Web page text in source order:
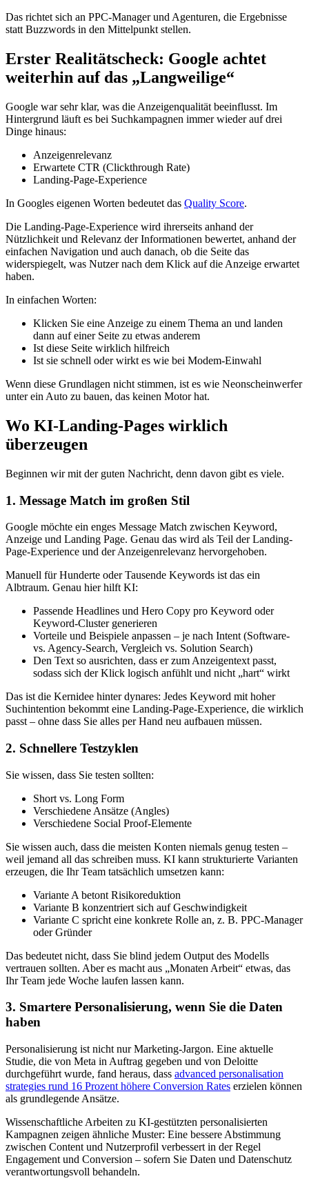
Das richtet sich an PPC-Manager und Agenturen, die Ergebnisse
statt Buzzwords in den Mittelpunkt stellen.
Erster Realitätscheck: Google achtet
weiterhin auf das „Langweilige“
Google war sehr klar, was die Anzeigenqualität beeinflusst. Im
Hintergrund läuft es bei Suchkampagnen immer wieder auf drei
Dinge hinaus:
Anzeigenrelevanz
Erwartete CTR (Clickthrough Rate)
Landing-Page-Experience
In Googles eigenen Worten bedeutet das Quality Score.
Die Landing-Page-Experience wird ihrerseits anhand der
Nützlichkeit und Relevanz der Informationen bewertet, anhand der
einfachen Navigation und auch danach, ob die Seite das
widerspiegelt, was Nutzer nach dem Klick auf die Anzeige erwartet
haben.
In einfachen Worten:
Klicken Sie eine Anzeige zu einem Thema an und landen
dann auf einer Seite zu etwas anderem
Ist diese Seite wirklich hilfreich
Ist sie schnell oder wirkt es wie bei Modem-Einwahl
Wenn diese Grundlagen nicht stimmen, ist es wie Neonscheinwerfer
unter ein Auto zu bauen, das keinen Motor hat.
Wo KI-Landing-Pages wirklich
überzeugen
Beginnen wir mit der guten Nachricht, denn davon gibt es viele.
1. Message Match im großen Stil
Google möchte ein enges Message Match zwischen Keyword,
Anzeige und Landing Page. Genau das wird als Teil der Landing-
Page-Experience und der Anzeigenrelevanz hervorgehoben.
Manuell für Hunderte oder Tausende Keywords ist das ein
Albtraum. Genau hier hilft KI:
Passende Headlines und Hero Copy pro Keyword oder
Keyword-Cluster generieren
Vorteile und Beispiele anpassen – je nach Intent (Software-
vs. Agency-Search, Vergleich vs. Solution Search)
Den Text so ausrichten, dass er zum Anzeigentext passt,
sodass sich der Klick logisch anfühlt und nicht „hart“ wirkt
Das ist die Kernidee hinter dynares: Jedes Keyword mit hoher
Suchintention bekommt eine Landing-Page-Experience, die wirklich
passt – ohne dass Sie alles per Hand neu aufbauen müssen.
2. Schnellere Testzyklen
Sie wissen, dass Sie testen sollten:
Short vs. Long Form
Verschiedene Ansätze (Angles)
Verschiedene Social Proof-Elemente
Sie wissen auch, dass die meisten Konten niemals genug testen –
weil jemand all das schreiben muss. KI kann strukturierte Varianten
erzeugen, die Ihr Team tatsächlich umsetzen kann:
Variante A betont Risikoreduktion
Variante B konzentriert sich auf Geschwindigkeit
Variante C spricht eine konkrete Rolle an, z. B. PPC-Manager
oder Gründer
Das bedeutet nicht, dass Sie blind jedem Output des Modells
vertrauen sollten. Aber es macht aus „Monaten Arbeit“ etwas, das
Ihr Team jede Woche laufen lassen kann.
3. Smartere Personalisierung, wenn Sie die Daten
haben
Personalisierung ist nicht nur Marketing-Jargon. Eine aktuelle
Studie, die von Meta in Auftrag gegeben und von Deloitte
durchgeführt wurde, fand heraus, dass advanced personalisation
strategies rund 16 Prozent höhere Conversion Rates erzielen können
als grundlegende Ansätze.
Wissenschaftliche Arbeiten zu KI-gestützten personalisierten
Kampagnen zeigen ähnliche Muster: Eine bessere Abstimmung
zwischen Content und Nutzerprofil verbessert in der Regel
Engagement und Conversion – sofern Sie Daten und Datenschutz
verantwortungsvoll behandeln.